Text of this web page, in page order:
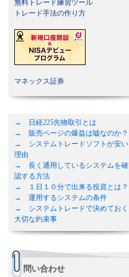
無料トレード練習ツール
トレード手法の作り方
マネックス証券
→ 日経225先物取引とは
→ 販売ページの爆益は嘘なのか？
→ システムトレードソフトが安い
理由
→ 長く通用しているシステムを確
認する方法
→ １日１０分で出来る投資とは？
→ 運用するシステムの条件
→ システムトレードで決めておく
大切な約束事
問い合わせ